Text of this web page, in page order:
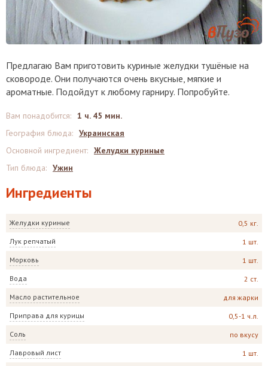
Предлагаю Вам приготовить куриные желудки тушёные на
сковороде. Они получаются очень вкусные, мягкие и
ароматные. Подойдут к любому гарниру. Попробуйте.
Ингредиенты
Желудки куриные 0,5 кг.
Лук репчатый 1 шт.
Морковь 1 шт.
Вода 2 ст.
Масло растительное для жарки
Приправа для курицы 0,5-1 ч.л.
Соль по вкусу
Лавровый лист 1 шт.
Вам понадобится: 1 ч. 45 мин.
География блюда: Украинская
Основной ингредиент: Желудки куриные
Тип блюда: Ужин